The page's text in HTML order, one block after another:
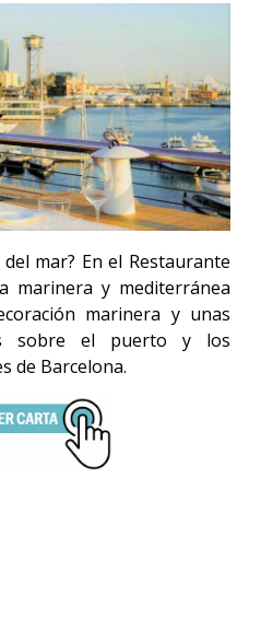
mar? En el Restaurante
marinera y mediterránea
marinera y unas
sobre el puerto y los
de Barcelona.